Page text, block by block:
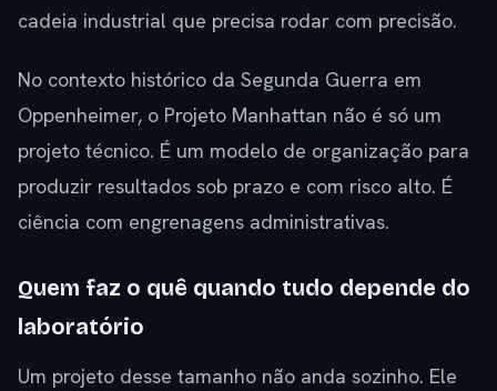
cadeia industrial que precisa rodar com precisão.
No contexto histórico da Segunda Guerra em
Oppenheimer, o Projeto Manhattan não é só um
projeto técnico. É um modelo de organização para
produzir resultados sob prazo e com risco alto. É
ciência com engrenagens administrativas.
Quem faz o quê quando tudo depende do
laboratório
Um projeto desse tamanho não anda sozinho. Ele